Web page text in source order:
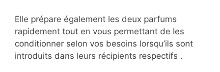
Elle prépare également les deux parfums
rapidement tout en vous permettant de les
conditionner selon vos besoins lorsqu’ils sont
introduits dans leurs récipients respectifs .